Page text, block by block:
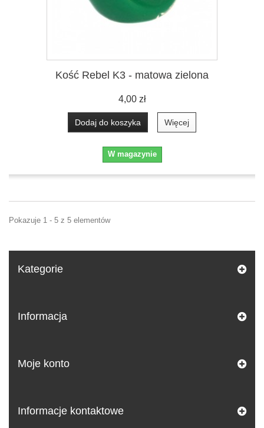
Kość Rebel K3 - matowa zielona
4,00 zł
Dodaj do koszyka Więcej
W magazynie
Pokazuje 1 - 5 z 5 elementów
Kategorie
Informacja
Moje konto
Informacje kontaktowe